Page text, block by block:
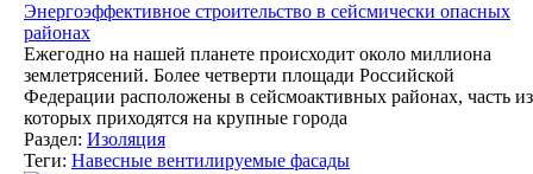
Энергоэффективное строительство в сейсмически опасных
районах
Ежегодно на нашей планете происходит около миллиона
землетрясений. Более четверти площади Российской
Федерации расположены в сейсмоактивных районах, часть из
которых приходятся на крупные города
Раздел: Изоляция
Теги: Навесные вентилируемые фасады